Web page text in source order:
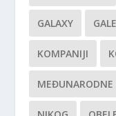
GALAXY
KOMPANIJI
MEĐUNARODNE